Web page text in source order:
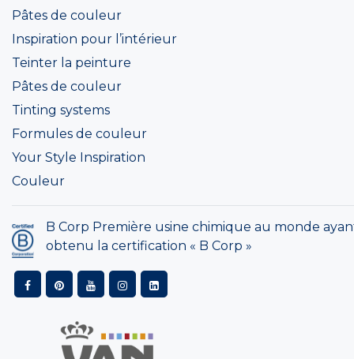
Pâtes de couleur
Inspiration pour l’intérieur
Teinter la peinture
Pâtes de couleur
Tinting systems
Formules de couleur
Your Style Inspiration
Couleur
B Corp Première usine chimique au monde
obtenu la certification « B Corp »